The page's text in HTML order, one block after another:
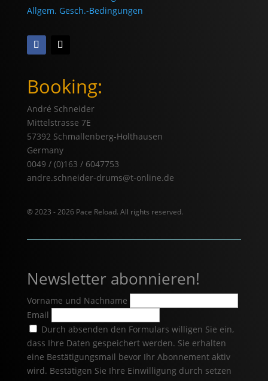
Allgem. Gesch.-Bedingungen
Booking:
André Schneider
Mittelstrasse 7E
57392 Schmallenberg-Holthausen
Germany
0049 / (0)163 / 6047753
andre.schneider-drums@t-online.de
©2023 - 2026 Pace Reload. All rights reserved.
Newsletter abonnieren!
Vorname und Nachname
Email
Durch absenden den Formulars willigen Sie ein,
dass Ihre Daten gespeichert werden. Sie erhalten
eine Bestätigungsmail bevor Ihr Abonnement aktiv
wird. Bestätigen Sie Ihre Einwilligung durch setzen